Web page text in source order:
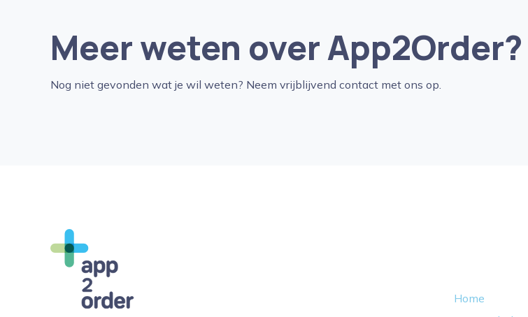
Meer weten over App2Order?
Nog niet gevonden wat je wil weten? Neem vrijblijvend contact met ons op.
Home